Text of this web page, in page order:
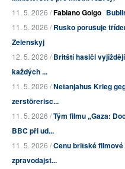
11. 5. 2026 /Fabiano Golgo
11. 5. 2026 /Rusko porušuje
Zelenskyj
12. 5. 2026 /Britští hasiči
každých ...
11. 5. 2026 /Netanjahus Krieg
zerstörerisc...
11. 5. 2026 /Tým filmu „Gaza:
BBC při ud...
11. 5. 2026 /Cenu britské
zpravodajst...